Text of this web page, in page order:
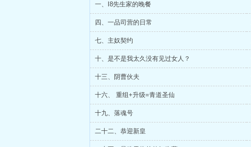
一、I8先生家的晚餐
四、一品司营的日常
七、主奴契约
十、是不是我太久没有见过女人？
十三、阴曹伙夫
十六、 重组+升级=青道圣仙
十九、落魂号
二十二、恭迎新皇